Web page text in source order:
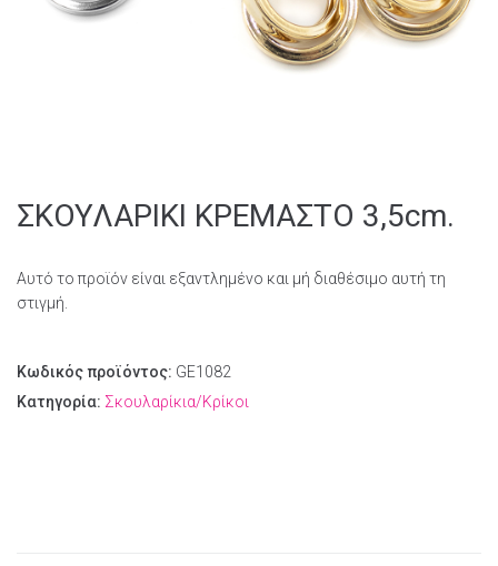
ΣΚΟΥΛΑΡΙΚΙ ΚΡΕΜΑΣΤΟ 3,5cm.
Αυτό το προϊόν είναι εξαντλημένο και μή διαθέσιμο αυτή τη
στιγμή.
Κωδικός προϊόντος: GΕ1082
Κατηγορία: Σκουλαρίκια/Κρίκοι